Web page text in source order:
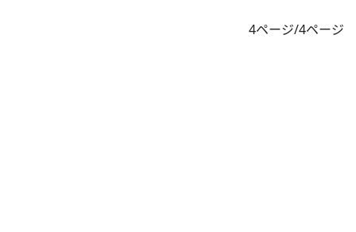
4ページ/4ページ